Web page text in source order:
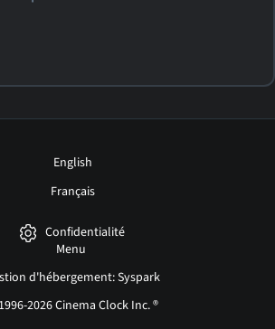
English
Français
Confidentialité
Menu
d'hébergement: Syspark
2026 Cinema Clock Inc. ®